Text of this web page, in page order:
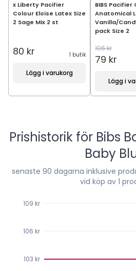
x Liberty Pacifier
Colour Eloise Latex Size
2 Sage Mix 2 st
80 kr 1 butik
Lägg i varukorg
BIBS Pacifier
Anatomical
Vanilla/
pack Size 2
106 kr
79 kr
Lägg i
Prishistorik för Bibs
Baby
senaste 90 dagarna inklusive
vid köp av 1
103 kr
106 kr
109 kr